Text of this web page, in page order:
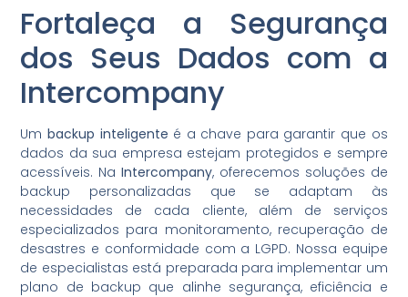
Fortaleça a Segurança
dos Seus Dados com a
Intercompany
Um backup inteligente é a chave para garantir que os
dados da sua empresa estejam protegidos e sempre
acessíveis. NaIntercompany, oferecemos soluções de
backup personalizadas que se adaptam às
necessidades de cada cliente, além de serviços
especializados para monitoramento, recuperação de
desastres e conformidade com a LGPD. Nossa equipe
de especialistas está preparada para implementar um
plano de backup que alinhe segurança, eficiência e